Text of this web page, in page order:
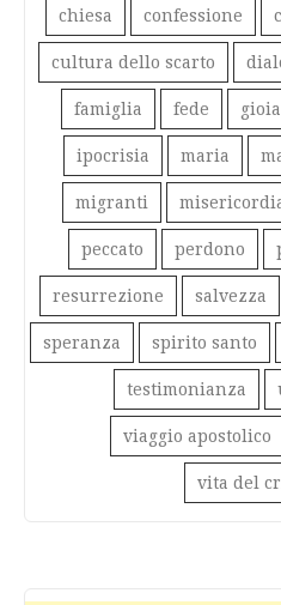
chiesa confessione
cultura dello scarto
famiglia fede gioia
ipocrisia maria
migranti
peccato perdono
resurrezione salvezza
speranza spirito santo
testimonianza
viaggio apostolico
vita del